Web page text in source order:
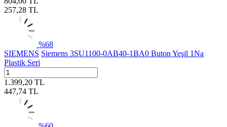
257,28 TL
%68
SIEMENS Siemens 3SU1100-0AB40-1BA0 Buton Yeşil 1Na
Plastik Seri
1.399,20 TL
447,74 TL